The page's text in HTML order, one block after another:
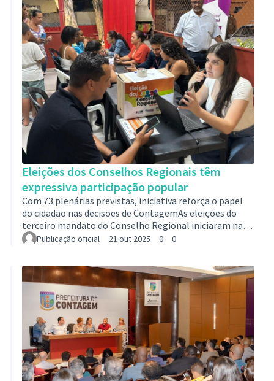
310 conselheiros, entre titulares e suplentes, foram
eleitos para representar os diversos segmentos da
comunidade e os bairros de Contagem, reforçando o …
Eleições dos Conselhos Regionais têm
expressiva participação popular
Com 73 plenárias previstas, iniciativa reforça o papel
do cidadão nas decisões de ContagemAs eleições do
terceiro mandato do Conselho Regional iniciaram na
última segunda-feira (13/10), e, na primeira semana, as
entre titulares e suplentes, já eleitos, a iniciativa tem
mobilizado toda a cidade, incluindo a população na
tomada de decisões e no planejamento das políticas
públicas da Prefeitur…
Publicação oficial 21 out 2025 0 0